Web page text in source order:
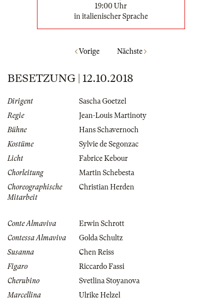
19:00 Uhr
in italienischer Sprache
Vorige Nächste
BESETZUNG | 12.10.2018
Dirigent
Sascha Goetzel
Regie
Jean-Louis Martinoty
Bühne
Hans Schavernoch
Kostüme
Sylvie de Segonzac
Licht
Fabrice Kebour
Chorleitung
Martin Schebesta
Choreographische
Mitarbeit
Christian Herden
Conte Almaviva
Erwin Schrott
Contessa Almaviva
Golda Schultz
Susanna
Chen Reiss
Figaro
Riccardo Fassi
Cherubino
Svetlina Stoyanova
Marcellina
Ulrike Helzel